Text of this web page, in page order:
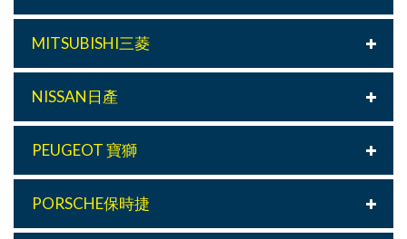
MITSUBISHI三菱
NISSAN日產
PEUGEOT 寶獅
PORSCHE保時捷